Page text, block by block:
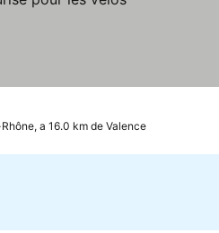
a 16.0 km de Valence